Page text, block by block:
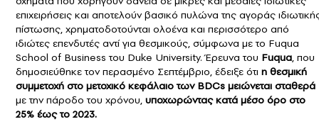
επιχειρήσεις και αποτελούν βασικό πυλώνα της αγοράς
πίστωσης, χρηματοδοτούνται ολοένα και περισσότερο από
ιδιώτες επενδυτές αντί για θεσμικούς, σύμφωνα με το Fuqua
School of Business του Duke University. Έρευνα του Fuqua, που
δημοσιεύθηκε τον περασμένο Σεπτέμβριο, έδειξε ότι η θεσμική
συμμετοχή στο μετοχικό κεφάλαιο των BDCs μειώνεται σταθερά
με την πάροδο του χρόνου, υποχωρώντας κατά μέσο όρο στο
25% έως το 2023.